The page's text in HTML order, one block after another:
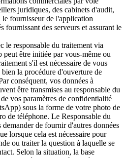
juridiques, des cabinets d'audit,
le fournisseur de l'application
fournissant des serveurs et assurant le
le responsable du traitement via
être initiée par vous-même ou
s'il est nécessaire de vous
la procédure d'ouverture de
conséquent, vos données à
être transmises au responsable du
vos paramètres de confidentialité
sous la forme de votre photo de
de téléphone. Le Responsable du
de fournir d'autres données
lorsque cela est nécessaire pour
ou traiter la question à laquelle se
Selon la situation, la base